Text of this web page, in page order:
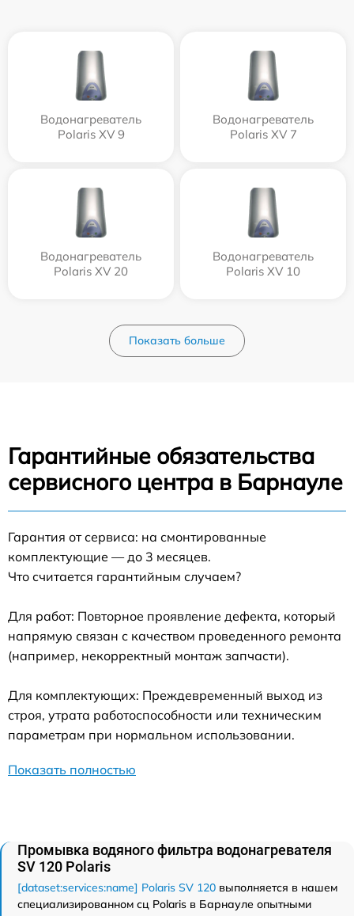
Водонагреватель
Polaris XV 9
Водонагреватель
Polaris XV 7
Водонагреватель
Polaris XV 20
Водонагреватель
Polaris XV 10
Показать больше
Гарантийные обязательства
сервисного центра в Барнауле
Гарантия от сервиса: на смонтированные
комплектующие — до 3 месяцев.
Что считается гарантийным случаем?
Для работ: Повторное проявление дефекта, который
напрямую связан с качеством проведенного ремонта
(например, некорректный монтаж запчасти).
Для комплектующих: Преждевременный выход из
строя, утрата работоспособности или техническим
параметрам при нормальном использовании.
Показать полностью
Промывка водяного фильтра водонагревателя
SV 120 Polaris
[dataset:services:name] Polaris SV 120 выполняется в нашем
специализированном сц Polaris в Барнауле опытными